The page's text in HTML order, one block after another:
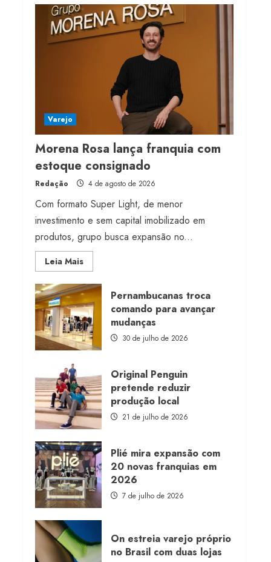
Projeto testa passaporte
digital na moda nacional
4 de agosto de 2026
Morena Rosa lança
franquia com estoque
consignado
4 de agosto de 2026
Varejo
Morena Rosa lança franquia com
estoque consignado
Redação 4 de agosto de 2026
Com formato Super Light, de menor
investimento e sem capital imobilizado em
produtos, grupo busca expansão no...
Leia MaisRead
more
Morena
Rosa
lança
franquia
com
estoque
consignado
Pernambucanas troca
comando para avançar
mudanças
30 de julho de 2026
Original Penguin
pretende reduzir
produção local
21 de julho de 2026
Plié mira expansão com
20 novas franquias em
2026
7 de julho de 2026
On estreia varejo próprio
no Brasil com duas lojas